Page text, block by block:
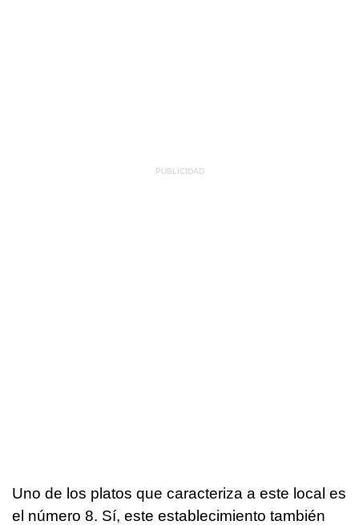
Uno de los platos que caracteriza a este local es
el número 8. Sí, este establecimiento también